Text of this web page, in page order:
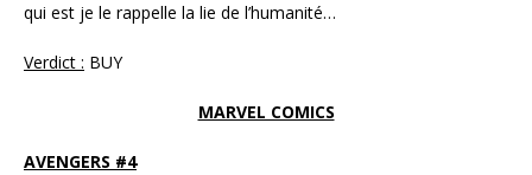
qui est je le rappelle la lie de l’humanité…
Verdict : BUY
MARVEL COMICS
AVENGERS #4